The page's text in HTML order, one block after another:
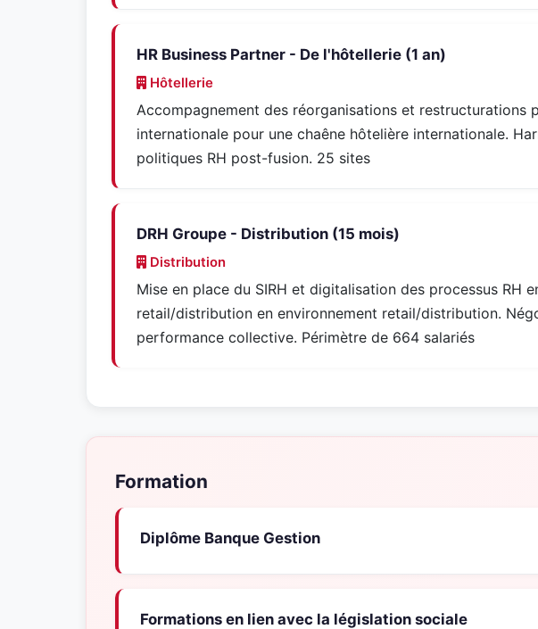
HR Business Partner - De l'hôtellerie (1 an)
Hôtellerie
Accompagnement des réorganisations et restructurations
internationale pour une chaêne hôtelière internationale.
politiques RH post-fusion. 25 sites
DRH Groupe - Distribution (15 mois)
Distribution
Mise en place du SIRH et digitalisation des processus RH
retail/distribution en environnement retail/distribution.
performance collective. Périmètre de 664 salariés
Formation
Diplôme Banque Gestion
Formations en lien avec la législation sociale